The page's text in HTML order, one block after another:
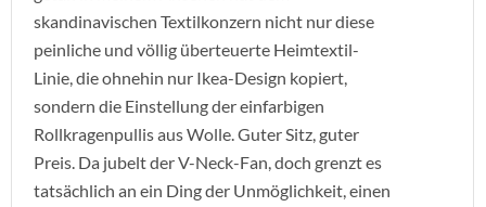
skandinavischen Textilkonzern nicht nur diese
peinliche und völlig überteuerte Heimtextil-
Linie, die ohnehin nur Ikea-Design kopiert,
sondern die Einstellung der einfarbigen
Rollkragenpullis aus Wolle. Guter Sitz, guter
Preis. Da jubelt der V-Neck-Fan, doch grenzt es
tatsächlich an ein Ding der Unmöglichkeit, einen